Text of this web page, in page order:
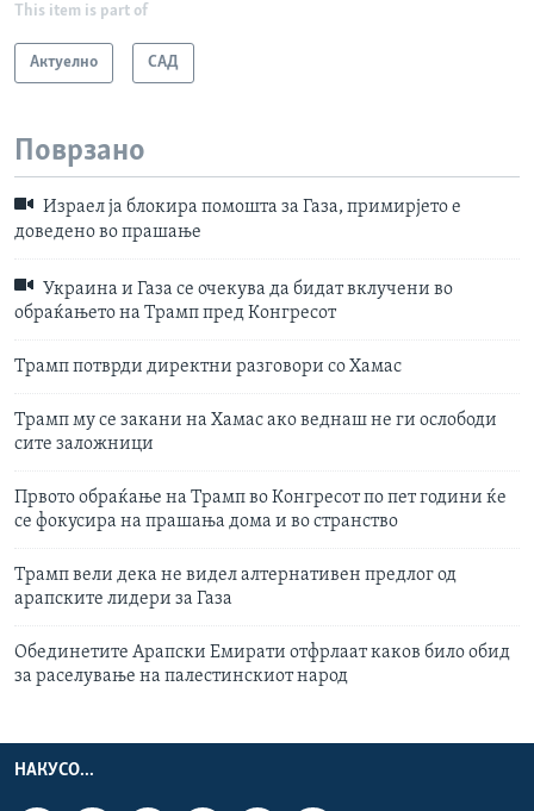
This item is part of
Актуелно САД
Поврзано
Израел ја блокира помошта за Газа, примирјето е
доведено во прашање
Украина и Газа се очекува да бидат вклучени во
обраќањето на Трамп пред Конгресот
Трамп потврди директни разговори со Хамас
Трамп му се закани на Хамас ако веднаш не ги ослободи
сите заложници
Првото обраќање на Трамп во Конгресот по пет години ќе
се фокусира на прашања дома и во странство
Трамп вели дека не видел алтернативен предлог од
арапските лидери за Газа
Обединетите Арапски Емирати отфрлаат каков било обид
за раселување на палестинскиот народ
НАКУСО...